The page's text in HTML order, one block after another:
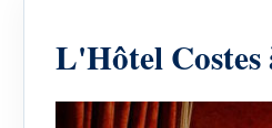
L'Hôtel Costes